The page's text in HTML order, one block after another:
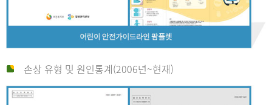
손상 유형 및 원인통계(2006년~현재)